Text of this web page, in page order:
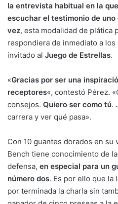
la entrevista habitual en la
escuchar el testimonio de
vez, esta modalidad de plática
respondiera de inmediato a
invitado al Juego de Estrellas.
«Gracias por ser una
receptores«, contestó Pérez.
consejos. Quiero ser como tú.
carrera y ver qué pasa».
Con 10 guantes dorados en
Bench tiene conocimiento de
defensa, en especial para un
número dos. Es por ello que la
por terminada la charla sin